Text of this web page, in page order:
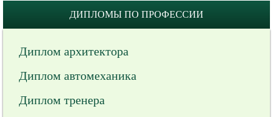
ДИПЛОМЫ ПО ПРОФЕССИИ
Диплом архитектора
Диплом автомеханика
Диплом тренера